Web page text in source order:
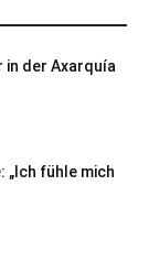
in der Axarquía
„Ich fühle mich